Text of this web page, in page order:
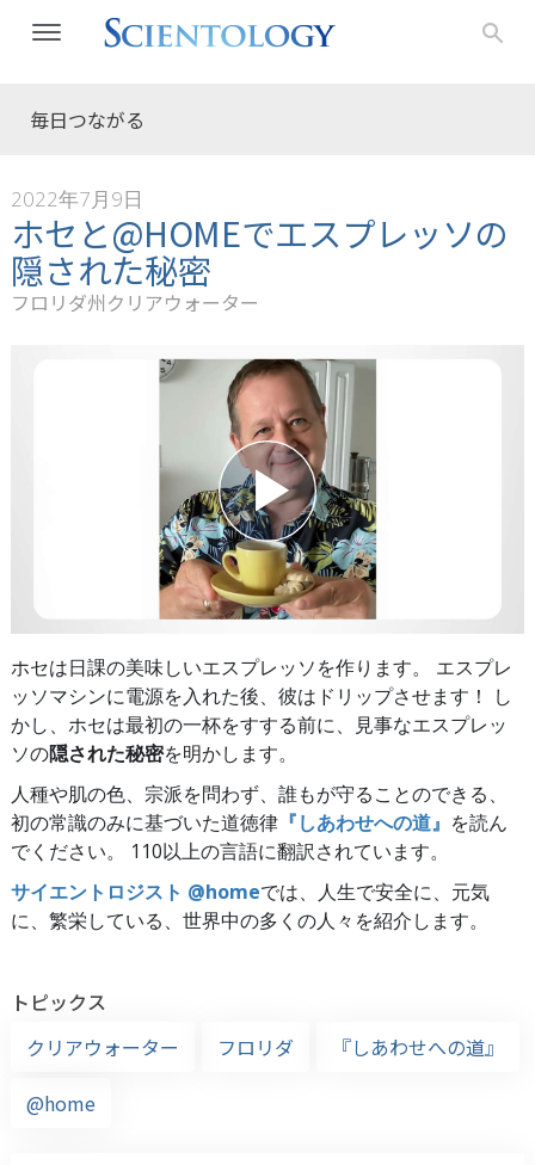
毎日つながる
2022年7月9日
ホセと@HOMEでエスプレッソの
隠された秘密
フロリダ州クリアウォーター
ホセは日課の美味しいエスプレッソを作ります。 エスプレ
ッソマシンに電源を入れた後、彼はドリップさせます！ し
かし、ホセは最初の一杯をすする前に、見事なエスプレッ
ソの隠された秘密を明かします。
人種や肌の色、宗派を問わず、誰もが守ることのできる、
初の常識のみに基づいた道徳律 『しあわせへの道』 を読ん
でください。 110以上の言語に翻訳されています。
サイエントロジスト @homeでは、人生で安全に、元気
に、繁栄している、世界中の多くの人々を紹介します。
トピックス
クリアウォーター
フロリダ
『しあわせへの道』
@home